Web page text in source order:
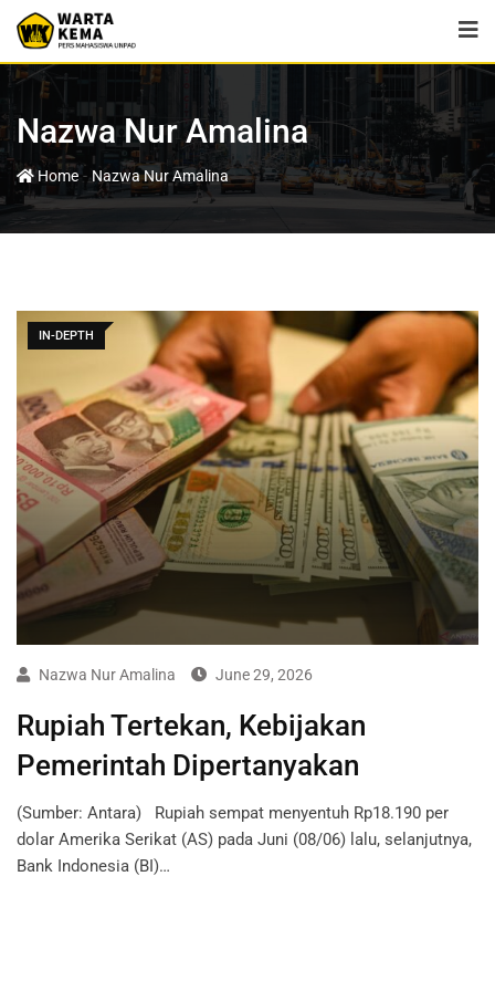
Nazwa Nur Amalina
Home-Nazwa Nur Amalina
IN-DEPTH
Nazwa Nur Amalina June 29, 2026
Rupiah Tertekan, Kebijakan
Pemerintah Dipertanyakan
(Sumber: Antara) Rupiah sempat menyentuh Rp18.190 per
dolar Amerika Serikat (AS) pada Juni (08/06) lalu, selanjutnya,
Bank Indonesia (BI)…